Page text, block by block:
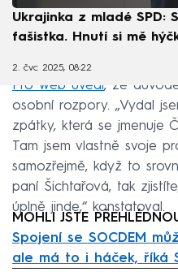
Ukrajinka z mladé SPD:
fašistka. Hnutí si mě
2. čvc 2025, 08:22
Pro web uvedl, že
osobní rozpory. „Vydal
zpátky, která se jmenuje
Tam jsem vlastně svoje
samozřejmě, když to
paní Šichtařová, tak
úplně jinde,“ konstatoval.
MOHLI JSTE
Spojení se SOCDEM
ale má to i háček, říká